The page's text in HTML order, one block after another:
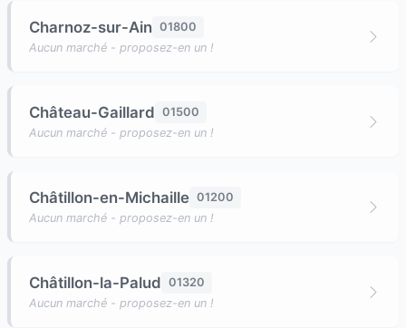
Charnoz-sur-Ain 01800
Aucun marché - proposez-en un !
Château-Gaillard 01500
Aucun marché - proposez-en un !
Châtillon-en-Michaille 01200
Aucun marché - proposez-en un !
Châtillon-la-Palud 01320
Aucun marché - proposez-en un !